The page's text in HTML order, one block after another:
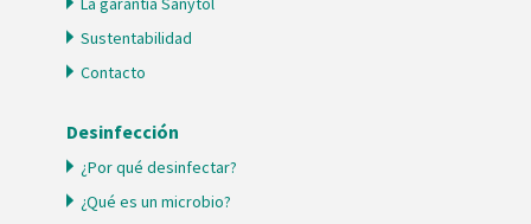
Sustentabilidad
Contacto
Desinfección
¿Por qué desinfectar?
¿Qué es un microbio?